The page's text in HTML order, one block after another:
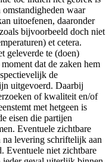
waar
uitoefenen, daaronder
bijvoorbeeld doch niet
et cetera.
geleverde te (doen)
dat de zaken hem
de
uitgevoerd. Daarbij
of kwaliteit en/of
met hetgeen is
eisen die partijen
Eventuele zichtbare
na levering schriftelijk aan
Eventuele niet zichtbare